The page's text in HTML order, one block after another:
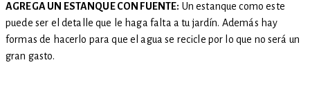
AGREGA UN ESTANQUE CON FUENTE: Un estanque como este
puede ser el detalle que le haga falta a tu jardín. Además hay
formas de hacerlo para que el agua se recicle por lo que no será un
gran gasto.